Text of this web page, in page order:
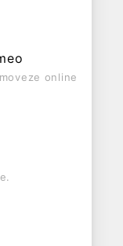
online